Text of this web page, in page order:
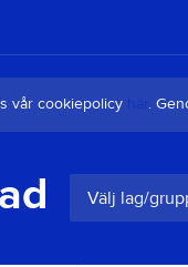
vår cookiepolicy här.
Välj lag/